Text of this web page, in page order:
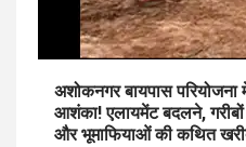
अशोकनगर बायपास परियोजना
आशंका! एलायमेंट बदलने,
और भूमाफियाओं की कथित